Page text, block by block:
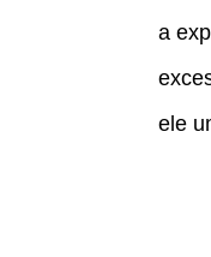
a
ele